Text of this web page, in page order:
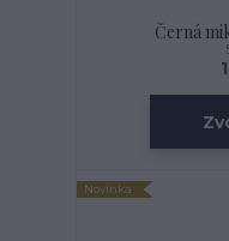
Černá
Novinka